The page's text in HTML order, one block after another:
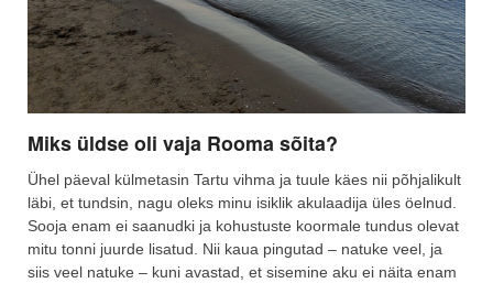
Miks üldse oli vaja Rooma sõita?
Ühel päeval külmetasin Tartu vihma ja tuule käes nii põhjalikult
läbi, et tundsin, nagu oleks minu isiklik akulaadija üles öelnud.
Sooja enam ei saanudki ja kohustuste koormale tundus olevat
mitu tonni juurde lisatud. Nii kaua pingutad – natuke veel, ja
siis veel natuke – kuni avastad, et sisemine aku ei näita enam